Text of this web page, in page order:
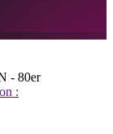
- 80er
: